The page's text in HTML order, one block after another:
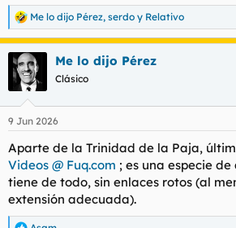
R
e
a
c
c
e
:
Me lo dijo Pérez, serdo y Relativo
Me lo dijo Pérez
Clásico
9 Jun 2026
Aparte de la Trinidad de la Paja,
Videos @ Fuq.com ; es una especie
tiene de todo, sin enlaces rotos (al
extensión adecuada).